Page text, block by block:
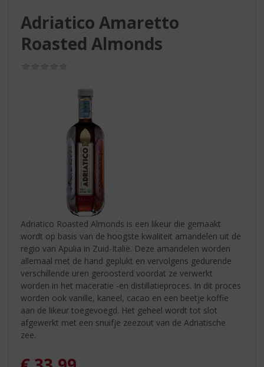
Adriatico Amaretto
Roasted Almonds
Adriatico Roasted Almonds is een likeur die gemaakt
wordt op basis van de hoogste kwaliteit amandelen uit de
regio van Apulia in Zuid-Italië. Deze amandelen worden
allemaal met de hand geplukt en vervolgens gedurende
verschillende uren geroosterd voordat ze verwerkt
worden in het maceratie -en distillatieproces. In dit proces
worden ook vanille, kaneel, cacao en een beetje koffie
aan de likeur toegevoegd. Het geheel wordt tot slot
afgewerkt met een snuifje zeezout van de Adriatische
zee.